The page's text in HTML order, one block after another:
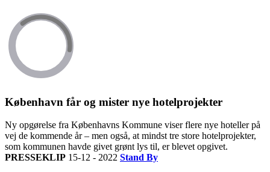
København får og mister nye hotelprojekter
Ny opgørelse fra Københavns Kommune viser flere nye hoteller på
vej de kommende år – men også, at mindst tre store hotelprojekter,
som kommunen havde givet grønt lys til, er blevet opgivet.
PRESSEKLIP 15-12 - 2022 Stand By